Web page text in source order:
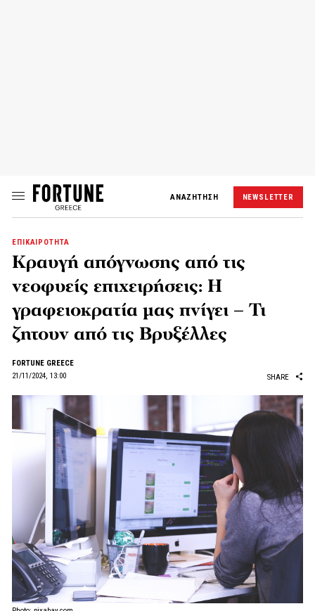
ΑΝΑΖΗΤΗΣΗ NEWSLETTER
ΕΠΙΚΑΙΡΟΤΗΤΑ
Κραυγή απόγνωσης από τις
νεοφυείς επιχειρήσεις: Η
γραφειοκρατία μας πνίγει – Τι
ζητουν από τις Βρυξέλλες
FORTUNE GREECE
21/11/2024, 13:00
SHARE